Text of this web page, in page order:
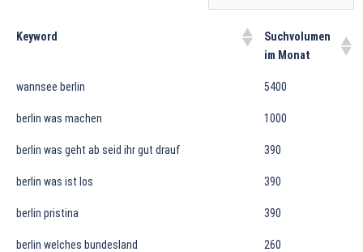
Keyword
Suchvolumen
im Monat
wannsee berlin 5400
berlin was machen 1000
berlin was geht ab seid ihr gut drauf 390
berlin was ist los 390
berlin pristina 390
berlin welches bundesland 260